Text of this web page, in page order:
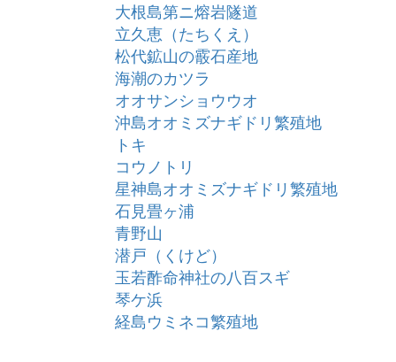
大根島第ニ熔岩隧道
立久恵（たちくえ）
松代鉱山の霰石産地
海潮のカツラ
オオサンショウウオ
沖島オオミズナギドリ繁殖地
トキ
コウノトリ
星神島オオミズナギドリ繁殖地
石見畳ヶ浦
青野山
潜戸（くけど）
玉若酢命神社の八百スギ
琴ケ浜
経島ウミネコ繁殖地